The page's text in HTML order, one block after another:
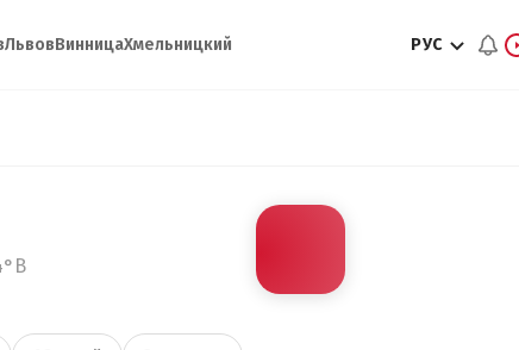
ЛьвовВинницаХмельницкий РУС